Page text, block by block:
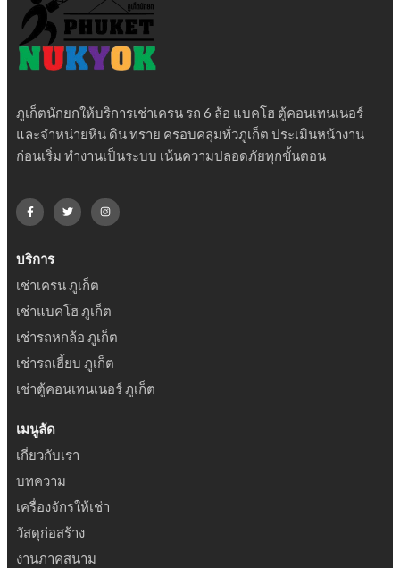
ภูเก็ตนักยกให้บริการเช่าเครน รถ 6 ล้อ แบคโฮ ตู้คอนเทนเนอร์
และจำหน่ายหิน ดิน ทราย ครอบคลุมทั่วภูเก็ต ประเมินหน้างาน
ก่อนเริ่ม ทำงานเป็นระบบ เน้นความปลอดภัยทุกขั้นตอน
บริการ
เช่าเครน ภูเก็ต
เช่าแบคโฮ ภูเก็ต
เช่ารถหกล้อ ภูเก็ต
เช่ารถเฮี้ยบ ภูเก็ต
เช่าตู้คอนเทนเนอร์ ภูเก็ต
เมนูลัด
เกี่ยวกับเรา
บทความ
เครื่องจักรให้เช่า
วัสดุก่อสร้าง
งานภาคสนาม